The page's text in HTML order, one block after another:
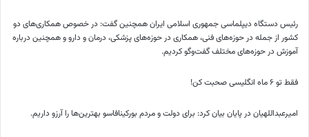
رئیس دستگاه دیپلماسی جمهوری اسلامی ایران همچنین گفت: در خصوص همکاری‌های دو
کشور از جمله در حوزه‌‌های فنی، همکاری در حوزه‌های پزشکی، درمان و دارو و همچنین درباره
آموزش در حوزه‌های مختلف گفت‌وگو کردیم.
فقط تو ۶ ماه انگلیسی صحبت کن!
امیرعبداللهیان در پایان بیان کرد: برای دولت و مردم بورکینافاسو بهترین‌ها را آرزو داریم.